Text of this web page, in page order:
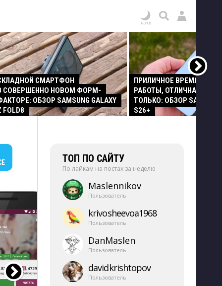
СМАРТФОН
СОВЕРШЕННО НОВОМ ФОРМ-
ОБЗОР SAMSUNG GALAXY
FOLD8
ПРИЛИЧНОЕ ВРЕМЯ
РАБОТЫ, ОТЛИЧНАЯ
ТОЛЬКО: ОБЗОР SAMSUNG
S26+
ТОП ПО САЙТУ
По лайкам на постах за неделю
Maslennikov
Пользователь
krivosheevoa1968
Пользователь
DanMaslen
Пользователь
davidkrishtopov
Пользователь